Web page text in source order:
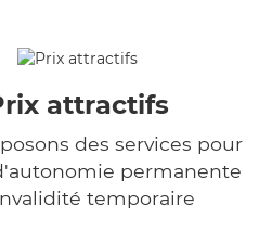
attractifs
des services pour
permanente
temporaire